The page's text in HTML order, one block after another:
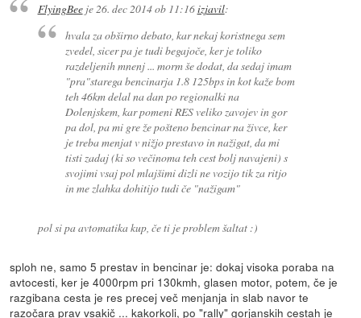
FlyingBeeje26. dec 2014 ob 11:16izjavil:
hvala za obširno debato, kar nekaj koristnega sem
zvedel, sicer pa je tudi begajoče, ker je toliko
razdeljenih mnenj ... morm še dodat, da sedaj imam
"pra"starega bencinarja 1.8 125bps in kot kaže bom
teh 46km delal na dan po regionalki na
Dolenjskem, kar pomeni RES veliko zavojev in gor
pa dol, pa mi gre že pošteno bencinar na živce, ker
je treba menjat v nižjo prestavo in nažigat, da mi
tisti zadaj (ki so večinoma teh cest bolj navajeni) s
svojimi vsaj pol mlajšimi dizli ne vozijo tik za ritjo
in me zlahka dohitijo tudi če "nažigam"
pol si pa avtomatika kup, če ti je problem šaltat :)
sploh ne, samo 5 prestav in bencinar je: dokaj visoka poraba na
avtocesti, ker je 4000rpm pri 130kmh, glasen motor, potem, če je
razgibana cesta je res precej več menjanja in slab navor te
razočara prav vsakič ... kakorkoli, po "rally" gorjanskih cestah je